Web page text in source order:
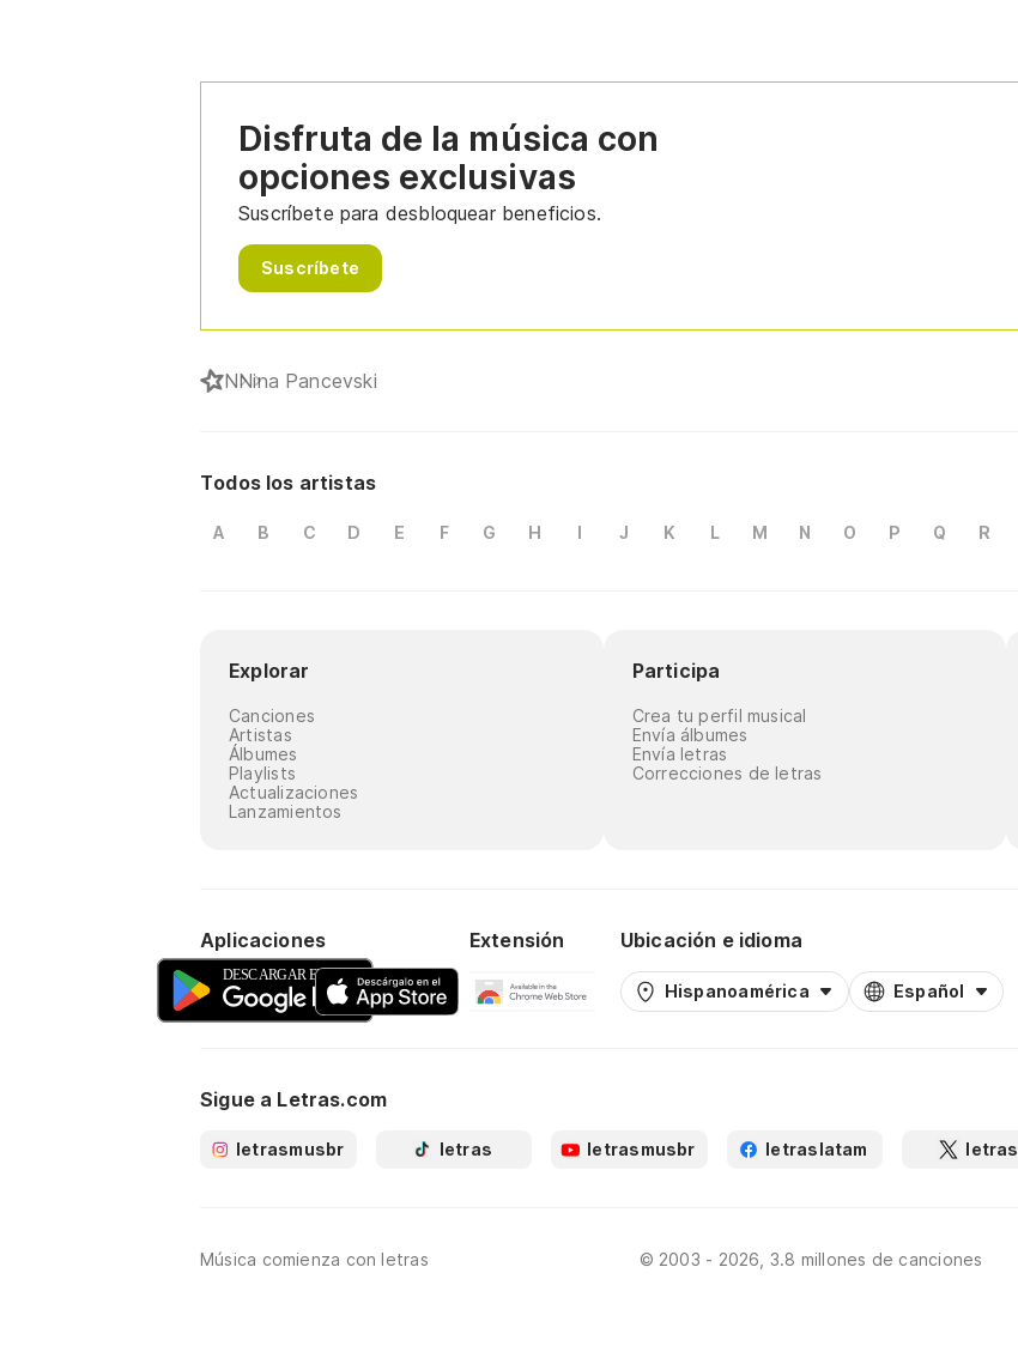
Disfruta de la música con
opciones exclusivas
Suscríbete para desbloquear beneficios.
Suscríbete
NNina Pancevski
Todos los artistas
A B C D E F G H I J K L M N O P Q R
Explorar
Canciones
Artistas
Álbumes
Playlists
Actualizaciones
Lanzamientos
Participa
Crea tu perfil musical
Envía álbumes
Envía letras
Correcciones de letras
Aplicaciones Extensión Ubicación e idioma
Hispanoamérica Español
Sigue a Letras.com
letrasmusbr letras letrasmusbr letraslatam letras
Música comienza con letras © 2003 - 2026, 3.8 millones de canciones